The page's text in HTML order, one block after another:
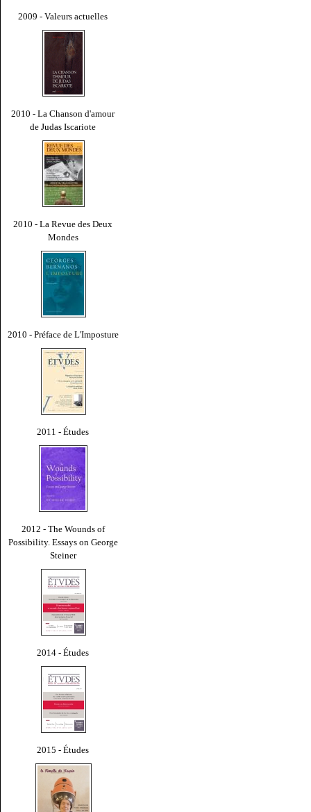
2009 - Valeurs actuelles
2010 - La Chanson d'amour
de Judas Iscariote
2010 - La Revue des Deux
Mondes
2010 - Préface de L'Imposture
2011 - Études
2012 - The Wounds of
Possibility. Essays on George
Steiner
2014 - Études
2015 - Études